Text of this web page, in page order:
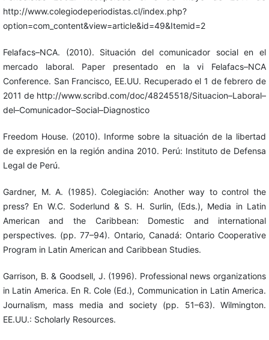
http://www.colegiodeperiodistas.cl/index.php?
option=com_content&view=article&id=49&Itemid=2
Felafacs–NCA. (2010). Situación del comunicador social en el
mercado laboral. Paper presentado en la vi Felafacs–NCA
Conference. San Francisco, EE.UU. Recuperado el 1 de febrero de
2011 de http://www.scribd.com/doc/48245518/Situacion–Laboral–
del–Comunicador–Social–Diagnostico
Freedom House. (2010). Informe sobre la situación de la libertad
de expresión en la región andina 2010. Perú: Instituto de Defensa
Legal de Perú.
Gardner, M. A. (1985). Colegiación: Another way to control the
press? En W.C. Soderlund & S. H. Surlin, (Eds.), Media in Latin
American and the Caribbean: Domestic and international
perspectives. (pp. 77–94). Ontario, Canadá: Ontario Cooperative
Program in Latin American and Caribbean Studies.
Garrison, B. & Goodsell, J. (1996). Professional news organizations
in Latin America. En R. Cole (Ed.), Communication in Latin America.
Journalism, mass media and society (pp. 51–63). Wilmington.
EE.UU.: Scholarly Resources.